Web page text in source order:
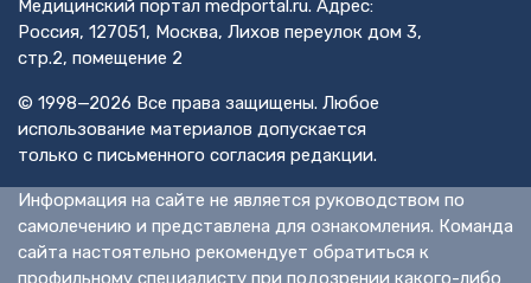
Медицинский портал medportal.ru. Адрес:
Россия, 127051, Москва, Лихов переулок дом 3,
стр.2, помещение 2
© 1998—2026 Все права защищены. Любое
использование материалов допускается
только с письменного согласия редакции.
Информация на сайте не является руководством по
самолечению и представлена для ознакомления. Команда
сайта настоятельно рекомендует обратиться к
профильному специалисту при подозрении какого-либо